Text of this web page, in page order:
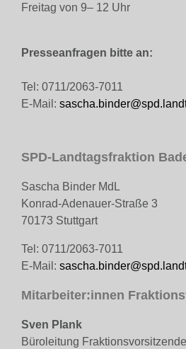
Freitag von 9– 12 Uhr
Presseanfragen bitte an:
Tel: 0711/2063-7011
E-Mail:
SPD-Landtagsfraktion
Sascha Binder MdL
Konrad-Adenauer-Straße 3
70173 Stuttgart
Tel: 0711/2063-7011
E-Mail:
Mitarbeiter:innen
Sven Plank
Büroleitung